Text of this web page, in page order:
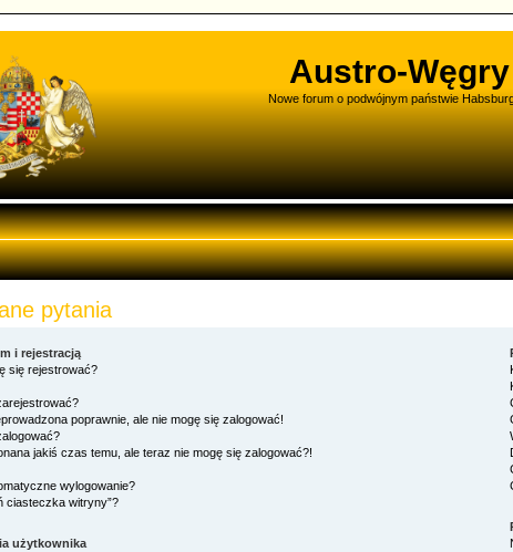
Austro-Węgry
Nowe forum o podwójnym państwie
pytania
i rejestracją
się rejestrować?
poprawnie, ale nie mogę się zalogować!
jakiś czas temu, ale teraz nie mogę się zalogować?!
wylogowanie?
ciasteczka witryny”?
użytkownika